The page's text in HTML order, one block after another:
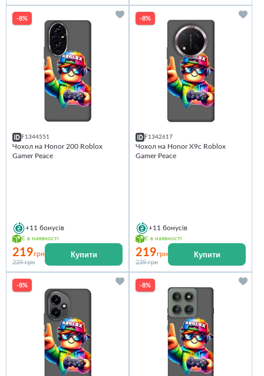
-8%
F1344551
Чохол на Honor 200 Roblox
Gamer Peace
+11 бонусів
Є в наявності
219грн
239 грн
Купити
-8%
F1342617
Чохол на Honor X9c Roblox
Gamer Peace
+11 бонусів
Є в наявності
219грн
239 грн
Купити
-8% -8%